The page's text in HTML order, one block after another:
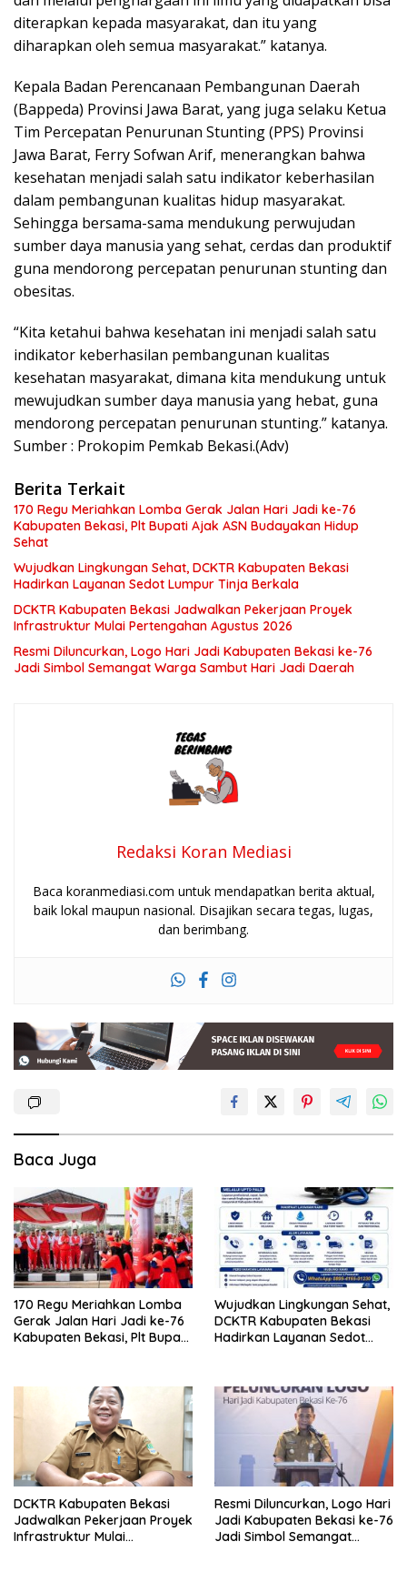
diterapkan kepada masyarakat, dan itu yang
diharapkan oleh semua masyarakat.” katanya.
Kepala Badan Perencanaan Pembangunan Daerah
(Bappeda) Provinsi Jawa Barat, yang juga selaku Ketua
Tim Percepatan Penurunan Stunting (PPS) Provinsi
Jawa Barat, Ferry Sofwan Arif, menerangkan bahwa
kesehatan menjadi salah satu indikator keberhasilan
dalam pembangunan kualitas hidup masyarakat.
Sehingga bersama-sama mendukung perwujudan
sumber daya manusia yang sehat, cerdas dan produktif
guna mendorong percepatan penurunan stunting dan
obesitas.
“Kita ketahui bahwa kesehatan ini menjadi salah satu
indikator keberhasilan pembangunan kualitas
kesehatan masyarakat, dimana kita mendukung untuk
mewujudkan sumber daya manusia yang hebat, guna
mendorong percepatan penurunan stunting.” katanya.
Sumber : Prokopim Pemkab Bekasi.(Adv)
Berita Terkait
170 Regu Meriahkan Lomba Gerak Jalan Hari Jadi ke-76
Kabupaten Bekasi, Plt Bupati Ajak ASN Budayakan Hidup
Sehat
Wujudkan Lingkungan Sehat, DCKTR Kabupaten Bekasi
Hadirkan Layanan Sedot Lumpur Tinja Berkala
DCKTR Kabupaten Bekasi Jadwalkan Pekerjaan Proyek
Infrastruktur Mulai Pertengahan Agustus 2026
Resmi Diluncurkan, Logo Hari Jadi Kabupaten Bekasi ke-76
Jadi Simbol Semangat Warga Sambut Hari Jadi Daerah
Redaksi Koran Mediasi
Baca koranmediasi.com untuk mendapatkan berita aktual,
baik lokal maupun nasional. Disajikan secara tegas, lugas,
dan berimbang.
Baca Juga
170 Regu Meriahkan Lomba
Gerak Jalan Hari Jadi ke-76
Kabupaten Bekasi, Plt Bupati
Wujudkan Lingkungan Sehat,
DCKTR Kabupaten Bekasi
Hadirkan Layanan Sedot
DCKTR Kabupaten Bekasi
Jadwalkan Pekerjaan Proyek
Infrastruktur Mulai
Resmi Diluncurkan, Logo Hari
Jadi Kabupaten Bekasi ke-76
Jadi Simbol Semangat